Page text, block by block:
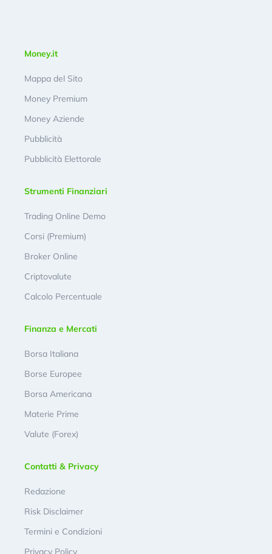
Money.it
Mappa del Sito
Money Premium
Money Aziende
Pubblicità
Pubblicità Elettorale
Strumenti Finanziari
Trading Online Demo
Corsi (Premium)
Broker Online
Criptovalute
Calcolo Percentuale
Finanza e Mercati
Borsa Italiana
Borse Europee
Borsa Americana
Materie Prime
Valute (Forex)
Contatti & Privacy
Redazione
Risk Disclaimer
Termini e Condizioni
Privacy Policy